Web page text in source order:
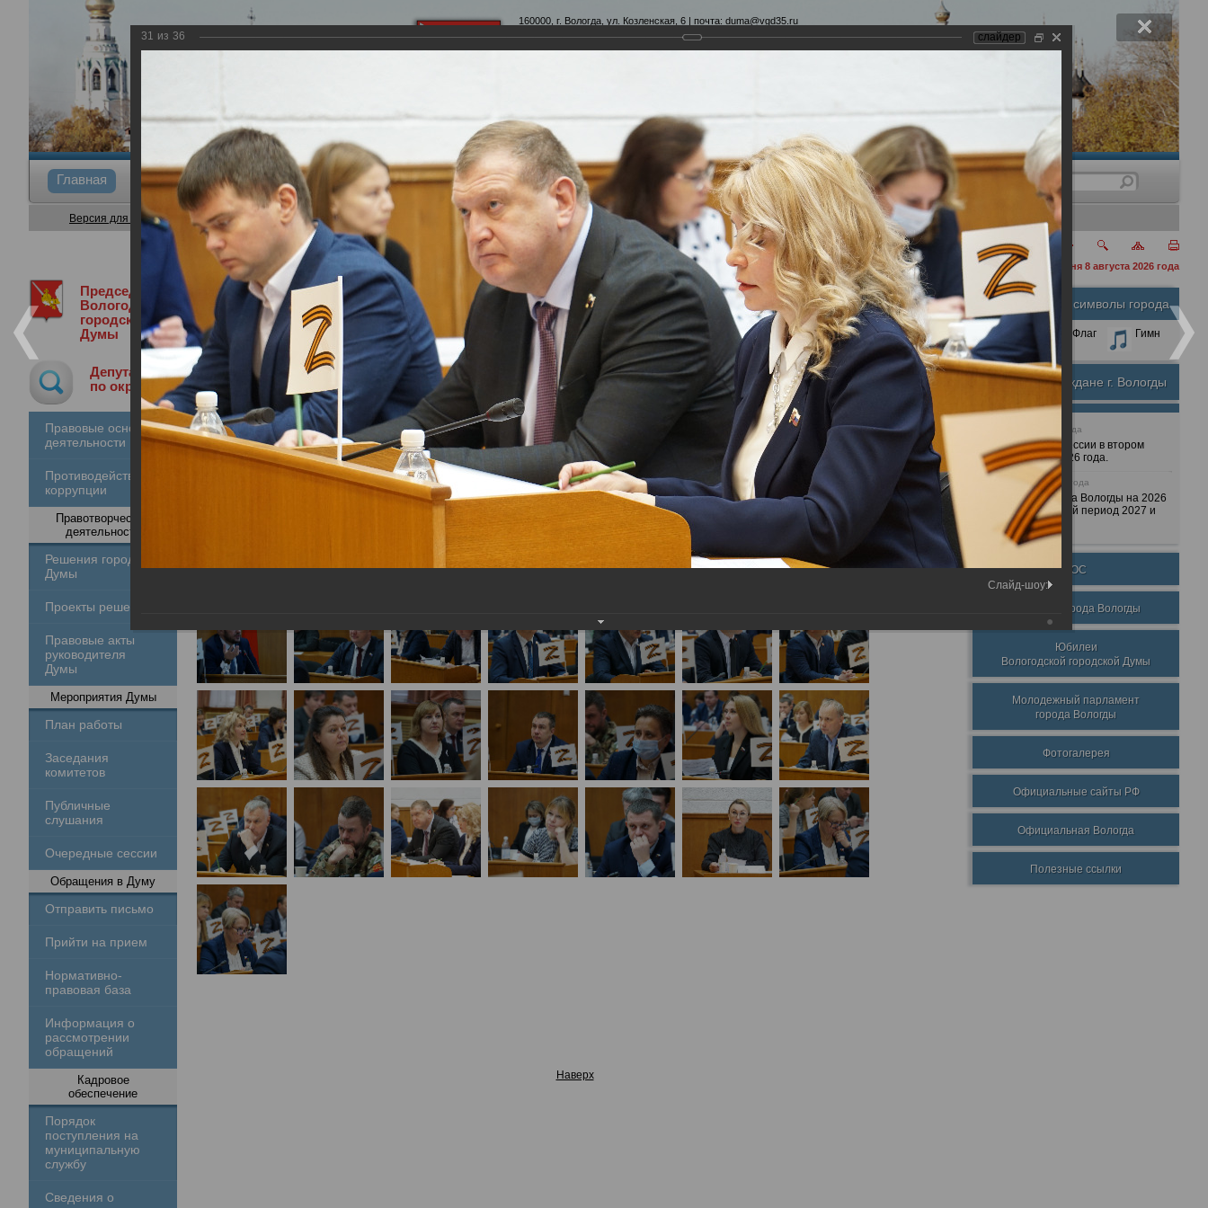
160000, г. Вологда, ул. Козленская, 6 | почта: duma@vgd35.ru
Главная Общие сведения Депутаты Комитеты График приема Контакты Депутатские объединения
Версия для слабовидящих
сегодня 8 августа 2026 года
Председатель
Вологодской
городской
Думы
Депутат
по округу
Правовые основы
деятельности
Противодействие
коррупции
Правотворческая
деятельность
Решения городской
Думы
Проекты решений
Правовые акты
руководителя
Думы
Мероприятия Думы
План работы
Заседания
комитетов
Публичные
слушания
Очередные сессии
Обращения в Думу
Отправить письмо
Прийти на прием
Нормативно-
правовая база
Информация о
рассмотрении
обращений
Кадровое
обеспечение
Порядок
поступления на
муниципальную
службу
Сведения о
Медиа библиотека Фотогалерея
3-я сессия Вологодской городской Думы
Размер шрифта: А А А
3-я сессия Вологодской городской Думы
Наверх
Официальные символы города
Флаг Гимн
Почетные граждане г. Вологды
25 июня 2026 года
Очередные сессии в втором
полугодии 2026 года.
7 декабря 2025 года
Бюджет города Вологды на 2026
год и плановый период 2027 и
2028 годов.
ТОС
Награды города Вологды
Юбилеи
Вологодской городской Думы
Молодежный парламент
города Вологды
Фотогалерея
Официальные сайты РФ
Официальная Вологда
Полезные ссылки
31 из 36 слайдер
Слайд-шоу: